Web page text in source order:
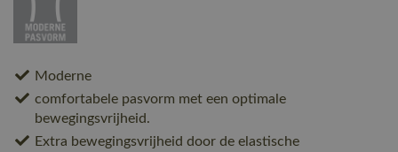
Moderne
comfortabele pasvorm met een optimale
bewegingsvrijheid.
Extra bewegingsvrijheid door de elastische